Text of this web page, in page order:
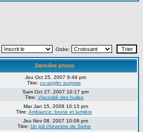
Ordre:
Dernière photo
Jeu Oct 25, 2007 9:49 pm
Titre: co-angler surprise
Sam Oct 27, 2007 10:17 pm
Titre: Viscosité des huiles
Mar Jan 15, 2008 10:13 pm
Titre: Ambiance: brune et lumière
Jeu Nov 08, 2007 10:08 pm
Titre: Un joli chevesne de Seine